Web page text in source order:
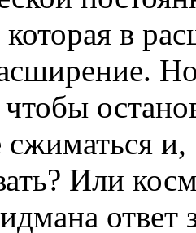
которая в
чтобы
сжиматься
Или
ответ